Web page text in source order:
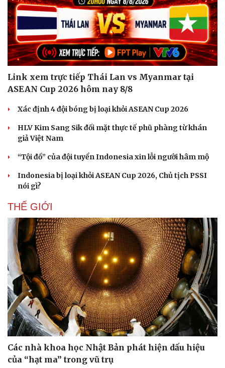
Link xem trực tiếp Thái Lan vs Myanmar tại
ASEAN Cup 2026 hôm nay 8/8
Xác định 4 đội bóng bị loại khỏi ASEAN Cup 2026
HLV Kim Sang Sik đối mặt thực tế phũ phàng từ khán
giả Việt Nam
“Tội đồ” của đội tuyển Indonesia xin lỗi người hâm mộ
Indonesia bị loại khỏi ASEAN Cup 2026, Chủ tịch PSSI
nói gì?
THẾ GIỚI
Các nhà khoa học Nhật Bản phát hiện dấu hiệu
của “hạt ma” trong vũ trụ